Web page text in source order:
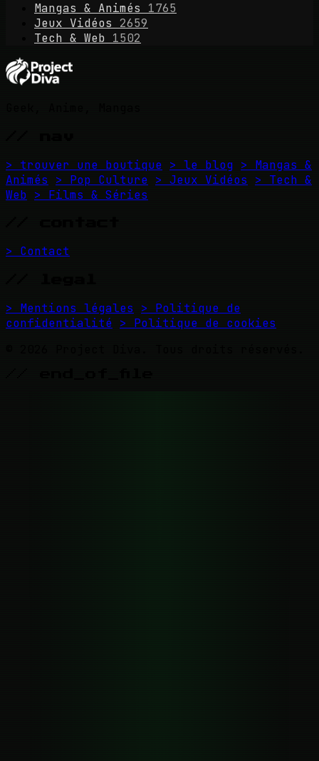
Mangas & Animés
1765
Jeux Vidéos
2659
Tech & Web 1502
> trouver une boutique > le blog > Mangas &
Animés
> Pop Culture > Jeux Vidéos
> Tech &
Web > Films & Séries
> Contact
> Mentions légales
> Politique de
confidentialité > Politique de cookies